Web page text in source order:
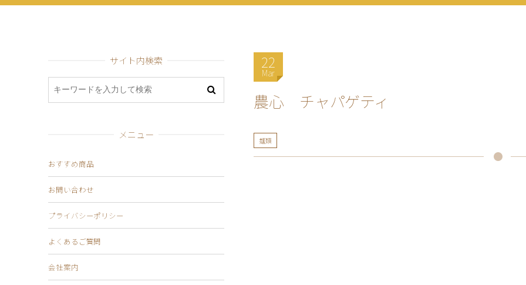
22
Mar
農心 チャパゲティ
麺類
サイト内検索
メニュー
おすすめ商品
お問い合わせ
プライバシーポリシー
よくあるご質問
会社案内